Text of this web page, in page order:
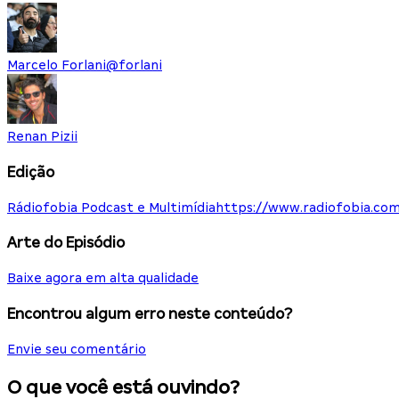
Marcelo Forlani@forlani
Renan Pizii
Edição
Rádiofobia Podcast e Multimídia https://
Arte do Episódio
Baixe agora em alta qualidade
Encontrou algum erro neste conteúdo?
Envie seu comentário
O que você está ouvindo?